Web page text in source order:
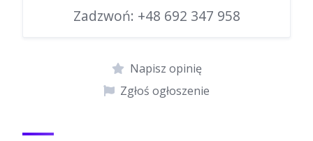
Zadzwoń: +48 692 347 958
Napisz opinię
Zgłoś ogłoszenie